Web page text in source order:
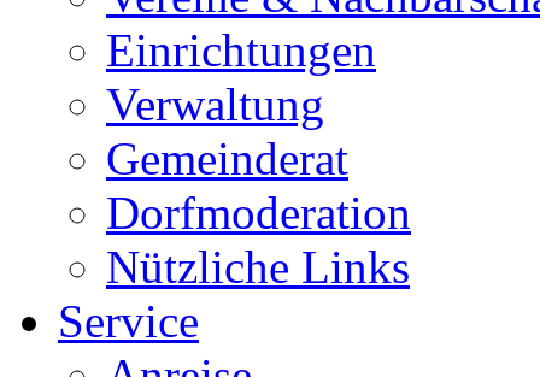
Einrichtungen
Verwaltung
Gemeinderat
Dorfmoderation
Nützliche Links
Service